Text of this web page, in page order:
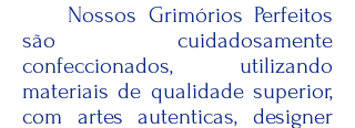
Nossos Grimórios Perfeitos
são cuidadosamente
confeccionados, utilizando
materiais de qualidade superior,
com artes autenticas, designer